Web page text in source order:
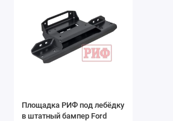
Площадка РИФ под лебёдку
в штатный бампер Ford